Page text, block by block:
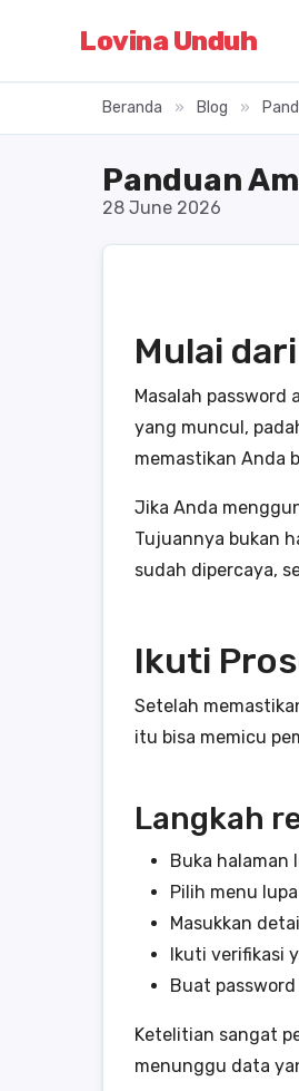
Lovina Unduh
Beranda » Blog »
Panduan
28 June 2026
Mulai
Masalah password
yang muncul,
memastikan Anda
Jika Anda
Tujuannya bukan
sudah dipercaya,
Ikuti
Setelah
itu bisa memicu
Langkah
Buka halaman
Pilih menu
Masukkan
Ikuti verifikasi
Buat
Ketelitian sangat
menunggu data